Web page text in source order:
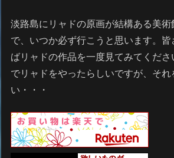
淡路島にリャドの原画が結構ある美
で、いつか必ず行こうと思います。
ばリャドの作品を一度見てみてくださ
でリャドをやったらしいですが、それ
い・・・